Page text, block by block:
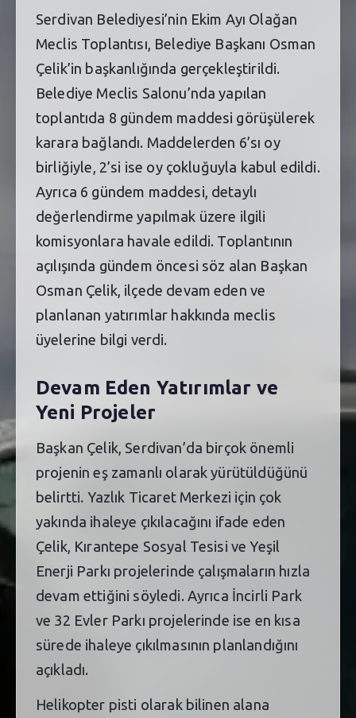
Serdivan Belediyesi’nin Ekim Ayı Olağan
Meclis Toplantısı, Belediye Başkanı Osman
Çelik’in başkanlığında gerçekleştirildi.
Belediye Meclis Salonu’nda yapılan
toplantıda 8 gündem maddesi görüşülerek
karara bağlandı. Maddelerden 6’sı oy
birliğiyle, 2’si ise oy çokluğuyla kabul edildi.
Ayrıca 6 gündem maddesi, detaylı
değerlendirme yapılmak üzere ilgili
komisyonlara havale edildi. Toplantının
açılışında gündem öncesi söz alan Başkan
Osman Çelik, ilçede devam eden ve
planlanan yatırımlar hakkında meclis
üyelerine bilgi verdi.
Devam Eden Yatırımlar ve
Yeni Projeler
Başkan Çelik, Serdivan’da birçok önemli
projenin eş zamanlı olarak yürütüldüğünü
belirtti. Yazlık Ticaret Merkezi için çok
yakında ihaleye çıkılacağını ifade eden
Çelik, Kırantepe Sosyal Tesisi ve Yeşil
Enerji Parkı projelerinde çalışmaların hızla
devam ettiğini söyledi. Ayrıca İncirli Park
ve 32 Evler Parkı projelerinde ise en kısa
sürede ihaleye çıkılmasının planlandığını
açıkladı.
Helikopter pisti olarak bilinen alana